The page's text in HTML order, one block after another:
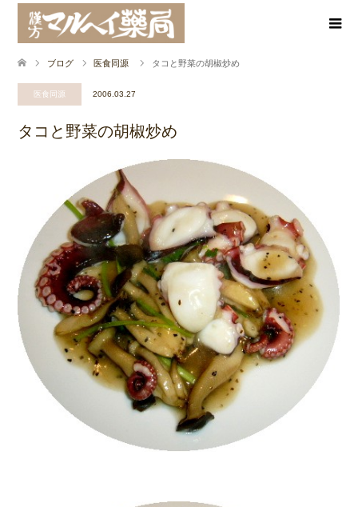
ブログ 医食同源 タコと野菜の胡椒炒め
医食同源 2006.03.27
タコと野菜の胡椒炒め